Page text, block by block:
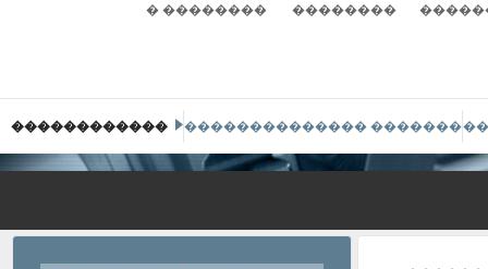
� �������� ��������
������������ �������������� �������